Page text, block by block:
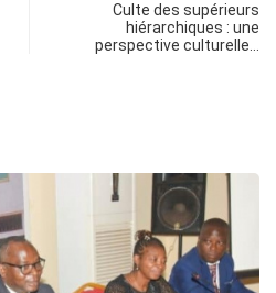
Culte des supérieurs
hiérarchiques : une
perspective culturelle…